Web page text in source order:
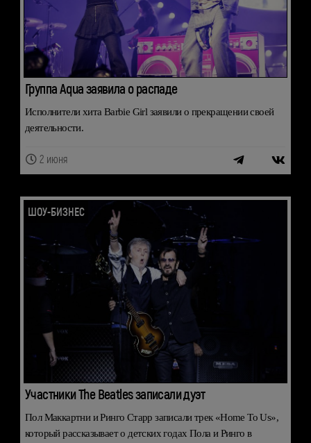
Группа Aqua заявила о распаде
Исполнители хита Barbie Girl заявили о прекращении своей
деятельности.
2 июня
ШОУ-БИЗНЕС
Участники The Beatles записали дуэт
Пол Маккартни и Ринго Старр записали трек «Home To Us»,
который рассказывает о детских годах Пола и Ринго в